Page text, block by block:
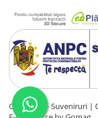
CraftLaser - Suveniruri